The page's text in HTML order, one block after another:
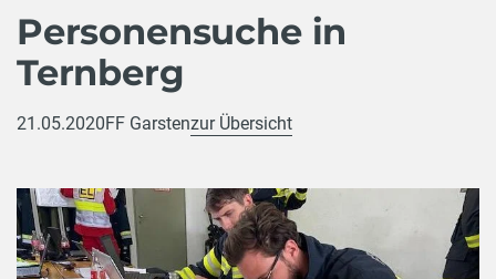
Personensuche in
Ternberg
21.05.2020FF Garstenzur Übersicht